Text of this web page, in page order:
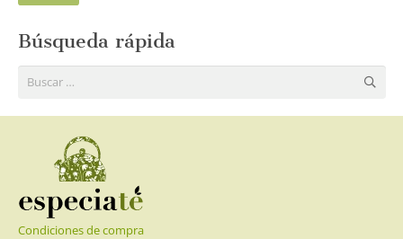
Búsqueda rápida
Buscar:
Condiciones de compra